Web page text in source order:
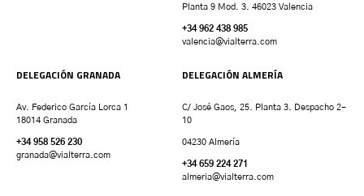
Planta 9 Mod. 3. 46023 Valencia
+34 962 438 985
valencia@vialterra.com
DELEGACIÓN GRANADA
Av. Federico García Lorca 1
18014 Granada
+34 958 526 230
granada@vialterra.com
DELEGACIÓN ALMERÍA
C/ José Gaos, 25. Planta 3. Despacho 2-
10
04230 Almería
+34 659 224 271
almeria@vialterra.com